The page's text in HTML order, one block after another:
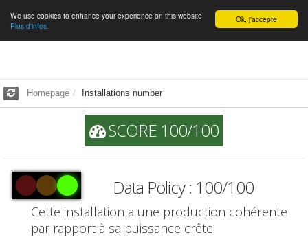
English Ok, j'accepte
We use cookies to enhance your experience on this website
Plus d'infos.
Homepage Installations number
SCORE 100/100
Data Policy : 100/100
Cette installation a une production cohérente
par rapport à sa puissance crête.